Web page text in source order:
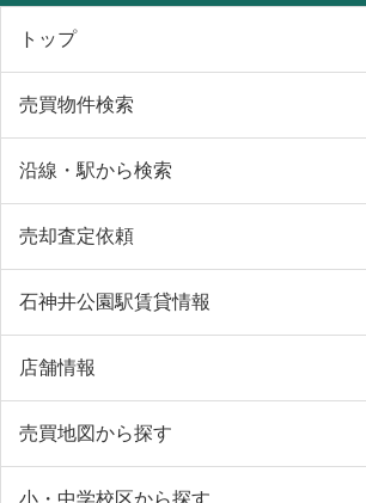
トップ
売買物件検索
沿線・駅から検索
売却査定依頼
石神井公園駅賃貸情報
店舗情報
売買地図から探す
小・中学校区から探す